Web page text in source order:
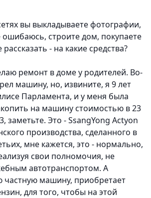
вы выкладываете фотографии,
ошибаюсь, строите дом, покупаете
- на какие средства?
ремонт в доме у родителей. Во-
машину, но, извините, я 9 лет
Парламента, и у меня была
на машину стоимостью в 23
заметьте. Это - SsangYong Actyon
производства, сделанного в
мне кажется, это - нормально,
свои полномочия, не
автотранспортом. А
частную машину, приобретает
для того, чтобы на этой